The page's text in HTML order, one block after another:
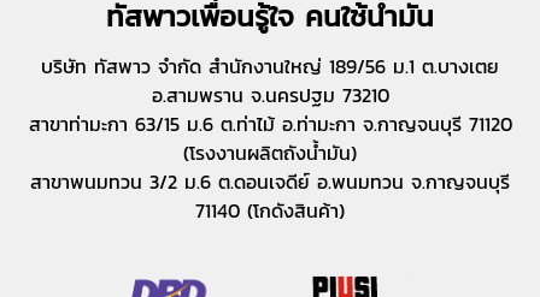
ทัสพาวเพื่อนรู้ใจ คนใช้น้ำมัน
บริษัท ทัสพาว จำกัด สำนักงานใหญ่ 189/56 ม.1 ต.บางเตย
อ.สามพราน จ.นครปฐม 73210
สาขาท่ามะกา 63/15 ม.6 ต.ท่าไม้ อ.ท่ามะกา จ.กาญจนบุรี 71120
(โรงงานผลิตถังน้ำมัน)
สาขาพนมทวน 3/2 ม.6 ต.ดอนเจดีย์ อ.พนมทวน จ.กาญจนบุรี
71140 (โกดังสินค้า)